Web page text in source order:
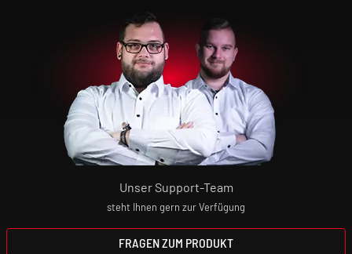
Durchmesser: 29 mm
Zugverhalten: DL
Liquidkapazität: 5,5 ml
Befüllmechanismus: Top-Fill-System
Unser Support-Team
steht Ihnen gern zur Verfügung
FRAGEN ZUM PRODUKT